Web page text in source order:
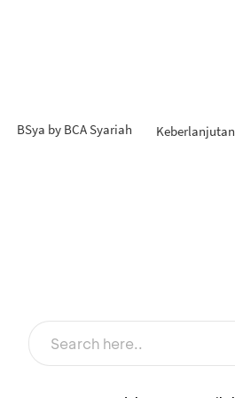
BSya by BCA Syariah Keberlanjutan